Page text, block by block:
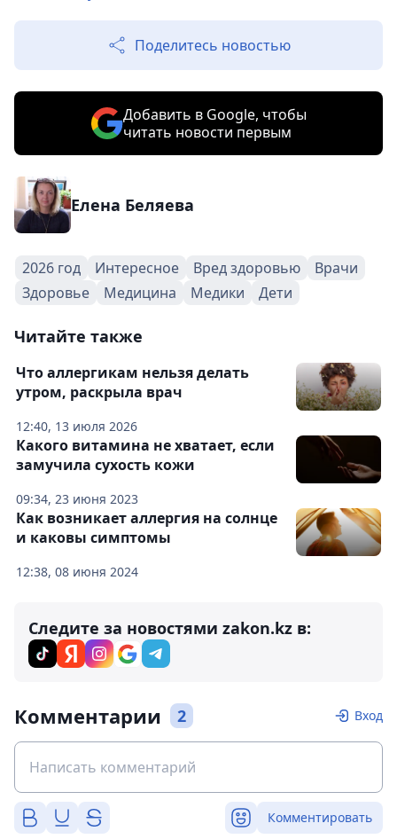
Поделитесь новостью
Добавить в Google, чтобы
читать новости первым
Елена Беляева
2026 год Интересное Вред здоровью
Врачи
Здоровье
Медицина Медики Дети
Читайте также
12:40, 13 июля 2026
Что аллергикам нельзя делать
утром, раскрыла врач
09:34, 23 июня 2023
Какого витамина не хватает, если
замучила сухость кожи
12:38, 08 июня 2024
Как возникает аллергия на солнце
и каковы симптомы
Следите за новостями zakon.kz в:
Комментарии 2 Вход
Комментировать